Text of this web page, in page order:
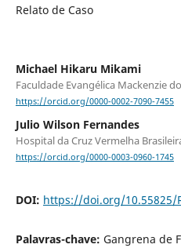
Relato de Caso
Michael Hikaru Mikami
Faculdade Evangélica Mackenzie
https://orcid.org/0000-0002-7090-7455
Julio Wilson Fernandes
Hospital da Cruz Vermelha
https://orcid.org/0000-0003-0960-1745
DOI: https://doi.org/10.55825/
Palavras-chave: Gangrena de